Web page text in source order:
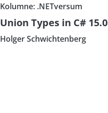
Kolumne: .NETversum
Union Types in C# 15.0
Holger Schwichtenberg